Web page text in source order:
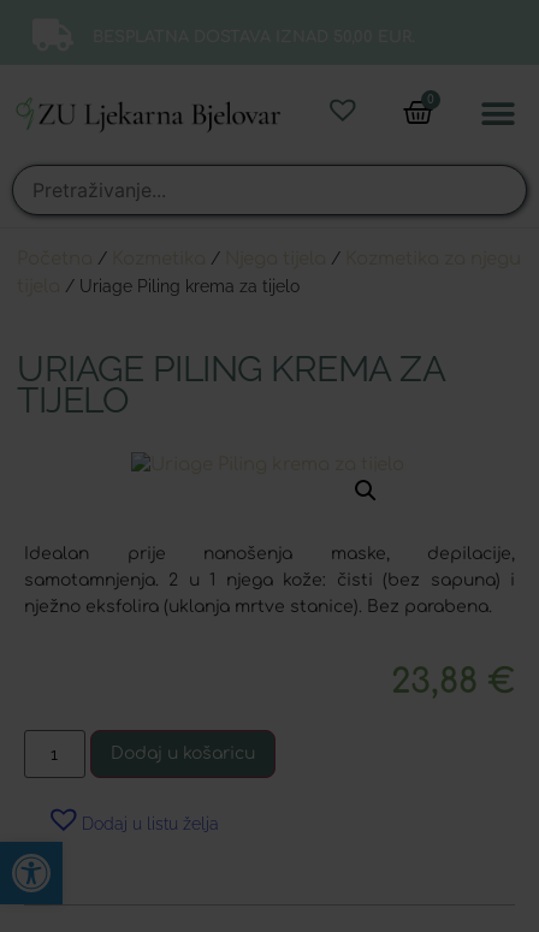
Open toolbar
0
/ / /
/ Uriage Piling krema za tijelo
URIAGE PILING KREMA ZA
TIJELO
Idealan prije nanošenja maske, depilacije,
samotamnjenja. 2 u 1 njega kože: čisti (bez sapuna) i
nježno eksfolira (uklanja mrtve stanice). Bez parabena.
23,88 €
Dodaj u košaricu
Dodaj u listu želja